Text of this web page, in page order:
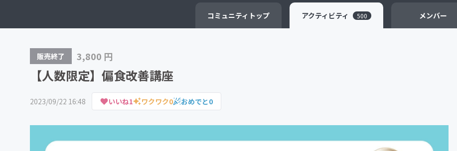
ソーシャルグッド ビューティー・ヘルスケア
チャレンジ
コミュニティ トップ アクティビティ 500 メンバー
販売終了 3,800 円
【人数限定】偏食改善講座
2023/09/22 16:48 いいね1 ワクワク0 おめでと0